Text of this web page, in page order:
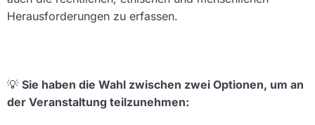
Herausforderungen zu erfassen.
💡 Sie haben die Wahl zwischen zwei Optionen, um an
der Veranstaltung teilzunehmen: